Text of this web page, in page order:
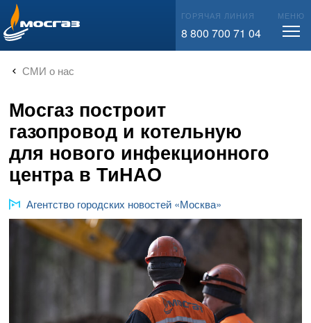
info@mos-gaz.ru ГОРЯЧАЯ ЛИНИЯ
8 800 700 71 04
МЕНЮ
СМИ о нас
Мосгаз построит
газопровод и котельную
для нового инфекционного
центра в ТиНАО
Агентство городских новостей «Москва»